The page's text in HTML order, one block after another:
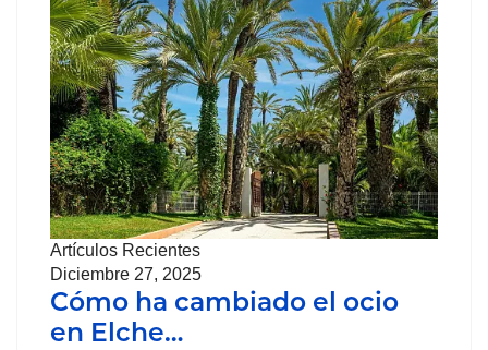
Artículos Recientes
Diciembre 27, 2025
Cómo ha cambiado el ocio
en Elche…